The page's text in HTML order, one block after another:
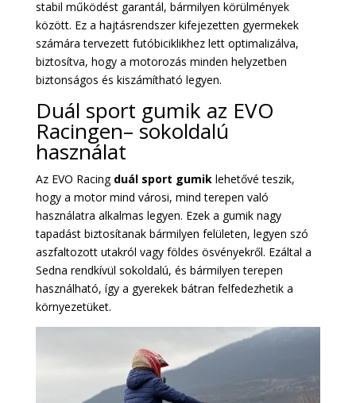
stabil működést garantál, bármilyen körülmények
között. Ez a hajtásrendszer kifejezetten gyermekek
számára tervezett futóbiciklikhez lett optimalizálva,
biztosítva, hogy a motorozás minden helyzetben
biztonságos és kiszámítható legyen.
Duál sport gumik az EVO
Racingen– sokoldalú
használat
Az EVO Racing duál sport gumiklehetővé teszik,
hogy a motor mind városi, mind terepen való
használatra alkalmas legyen. Ezek a gumik nagy
tapadást biztosítanak bármilyen felületen, legyen szó
aszfaltozott utakról vagy földes ösvényekről. Ezáltal a
Sedna rendkívül sokoldalú, és bármilyen terepen
használható, így a gyerekek bátran felfedezhetik a
környezetüket.